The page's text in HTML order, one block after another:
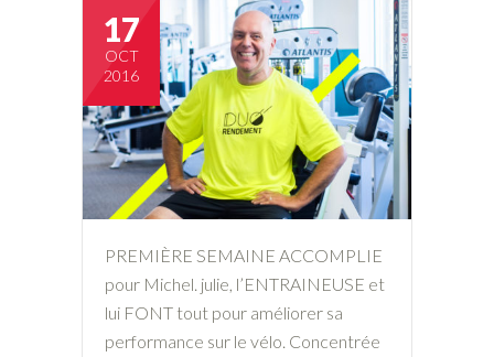
17
OCT
2016
PREMIÈRE SEMAINE ACCOMPLIE
pour Michel. julie, l’ENTRAINEUSE et
lui FONT tout pour améliorer sa
performance sur le vélo. Concentrée